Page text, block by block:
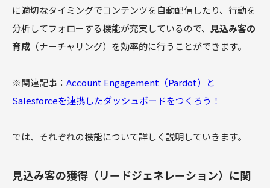
に適切なタイミングでコンテンツを自動配信したり、行動を
分析してフォローする機能が充実しているので、 見込み客の
育成 （ナーチャリング）を効率的に行うことができます。
※関連記事： Account Engagement（Pardot）と
Salesforceを連携したダッシュボードをつくろう！
では、それぞれの機能について詳しく説明していきます。
見込み客の獲得（リードジェネレーション）に関